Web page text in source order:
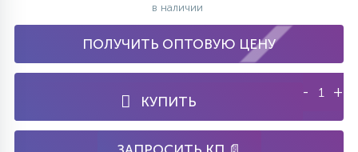
в наличии
ПОЛУЧИТЬ ОПТОВУЮ ЦЕНУ
КУПИТЬ
- +